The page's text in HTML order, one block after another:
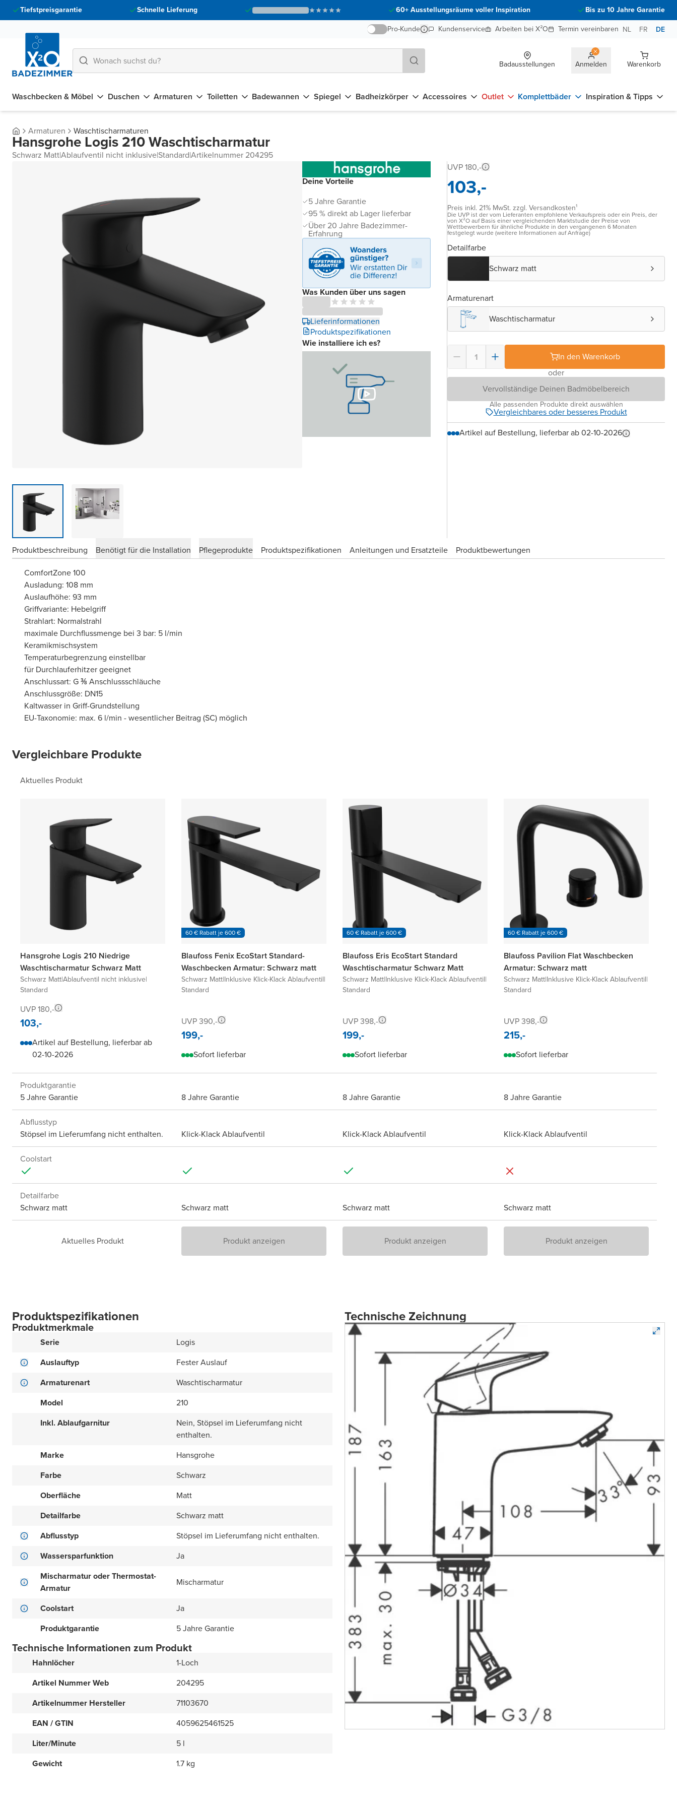
Tiefstpreisgarantie Schnelle Lieferung 60+ Ausstellungsräume voller Inspiration
Bis zu 10 Jahre Garantie
Pro-Kunde
Kundenservice Arbeiten bei X²O Termin vereinbaren NL FR DE
Badausstellungen Anmelden Warenkorb
Waschbecken & Möbel Duschen Armaturen Toiletten Badewannen Spiegel Badheizkörper Accessoires Outlet Komplettbäder Inspiration & Tipps
Armaturen Waschtischarmaturen
Hansgrohe Logis 210 Waschtischarmatur
Schwarz Matt|Ablaufventil nicht inklusive|Standard|Artikelnummer 204295
Deine Vorteile
5 Jahre Garantie
95 % direkt ab Lager lieferbar
Über 20 Jahre Badezimmer-
Erfahrung
Was Kunden über uns sagen
Lieferinformationen
Produktspezifikationen
Wie installiere ich es?
UVP 180,-
103,-
Preis inkl. 21% MwSt. zzgl. Versandkosten¹
Die UVP ist der vom Lieferanten empfohlene Verkaufspreis oder ein Preis, der
von X²O auf Basis einer vergleichenden Marktstudie der Preise von
Wettbewerbern für ähnliche Produkte in den vergangenen 6 Monaten
festgelegt wurde (weitere Informationen auf Anfrage)
Detailfarbe
Schwarz matt
Armaturenart
Waschtischarmatur
In den Warenkorb
oder
Vervollständige Deinen Badmöbelbereich
Alle passenden Produkte direkt auswählen
Vergleichbares oder besseres Produkt
Artikel auf Bestellung, lieferbar ab 02-10-2026
Produktbeschreibung Benötigt für die Installation Pflegeprodukte Produktspezifikationen Anleitungen und Ersatzteile
Produktbewertungen
ComfortZone 100
Ausladung: 108 mm
Auslaufhöhe: 93 mm
Griffvariante: Hebelgriff
Strahlart: Normalstrahl
maximale Durchflussmenge bei 3 bar: 5 l/min
Keramikmischsystem
Temperaturbegrenzung einstellbar
für Durchlauferhitzer geeignet
Anschlussart: G ⅜ Anschlussschläuche
Anschlussgröße: DN15
Kaltwasser in Griff-Grundstellung
EU-Taxonomie: max. 6 l/min - wesentlicher Beitrag (SC) möglich
Vergleichbare Produkte
Aktuelles Produkt
Hansgrohe Logis 210 Niedrige
Waschtischarmatur Schwarz Matt
Schwarz Matt|Ablaufventil nicht inklusive|
Standard
UVP 180,-
103,-
Artikel auf Bestellung, lieferbar ab
02-10-2026
60 € Rabatt je 600 €
Blaufoss Fenix EcoStart Standard-
Waschbecken Armatur: Schwarz matt
Schwarz Matt|Inklusive Klick-Klack Ablaufventil|
Standard
UVP 390,-
199,-
Sofort lieferbar
60 € Rabatt je 600 €
Blaufoss Eris EcoStart Standard
Waschtischarmatur Schwarz Matt
Schwarz Matt|Inklusive Klick-Klack Ablaufventil|
Standard
UVP 398,-
199,-
Sofort lieferbar
60 € Rabatt je 600 €
Blaufoss Pavilion Flat Waschbecken
Armatur: Schwarz matt
Schwarz Matt|Inklusive Klick-Klack Ablaufventil|
Standard
UVP 398,-
215,-
Sofort lieferbar
Produktgarantie
5 Jahre Garantie
8 Jahre Garantie 8 Jahre Garantie 8 Jahre Garantie
Abflusstyp
Stöpsel im Lieferumfang nicht enthalten.
Klick-Klack Ablaufventil Klick-Klack Ablaufventil Klick-Klack Ablaufventil
Coolstart
Detailfarbe
Schwarz matt
Schwarz matt Schwarz matt Schwarz matt
Aktuelles Produkt Produkt anzeigen Produkt anzeigen Produkt anzeigen
Produktspezifikationen
Produktmerkmale
Serie
Logis
Auslauftyp
Fester Auslauf
Armaturenart
Waschtischarmatur
Model
210
Inkl. Ablaufgarnitur
Nein, Stöpsel im Lieferumfang nicht
enthalten.
Marke
Hansgrohe
Farbe
Schwarz
Oberfläche
Matt
Detailfarbe
Schwarz matt
Abflusstyp
Stöpsel im Lieferumfang nicht enthalten.
Wassersparfunktion
Ja
Mischarmatur oder Thermostat-
Armatur
Mischarmatur
Coolstart
Ja
Produktgarantie
5 Jahre Garantie
Technische Informationen zum Produkt
Hahnlöcher
1-Loch
Artikel Nummer Web
204295
Artikelnummer Hersteller
71103670
EAN / GTIN
4059625461525
Liter/Minute
5 l
Gewicht
1.7 kg
Technische Zeichnung